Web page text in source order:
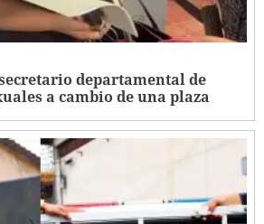
departamental de
a cambio de una plaza